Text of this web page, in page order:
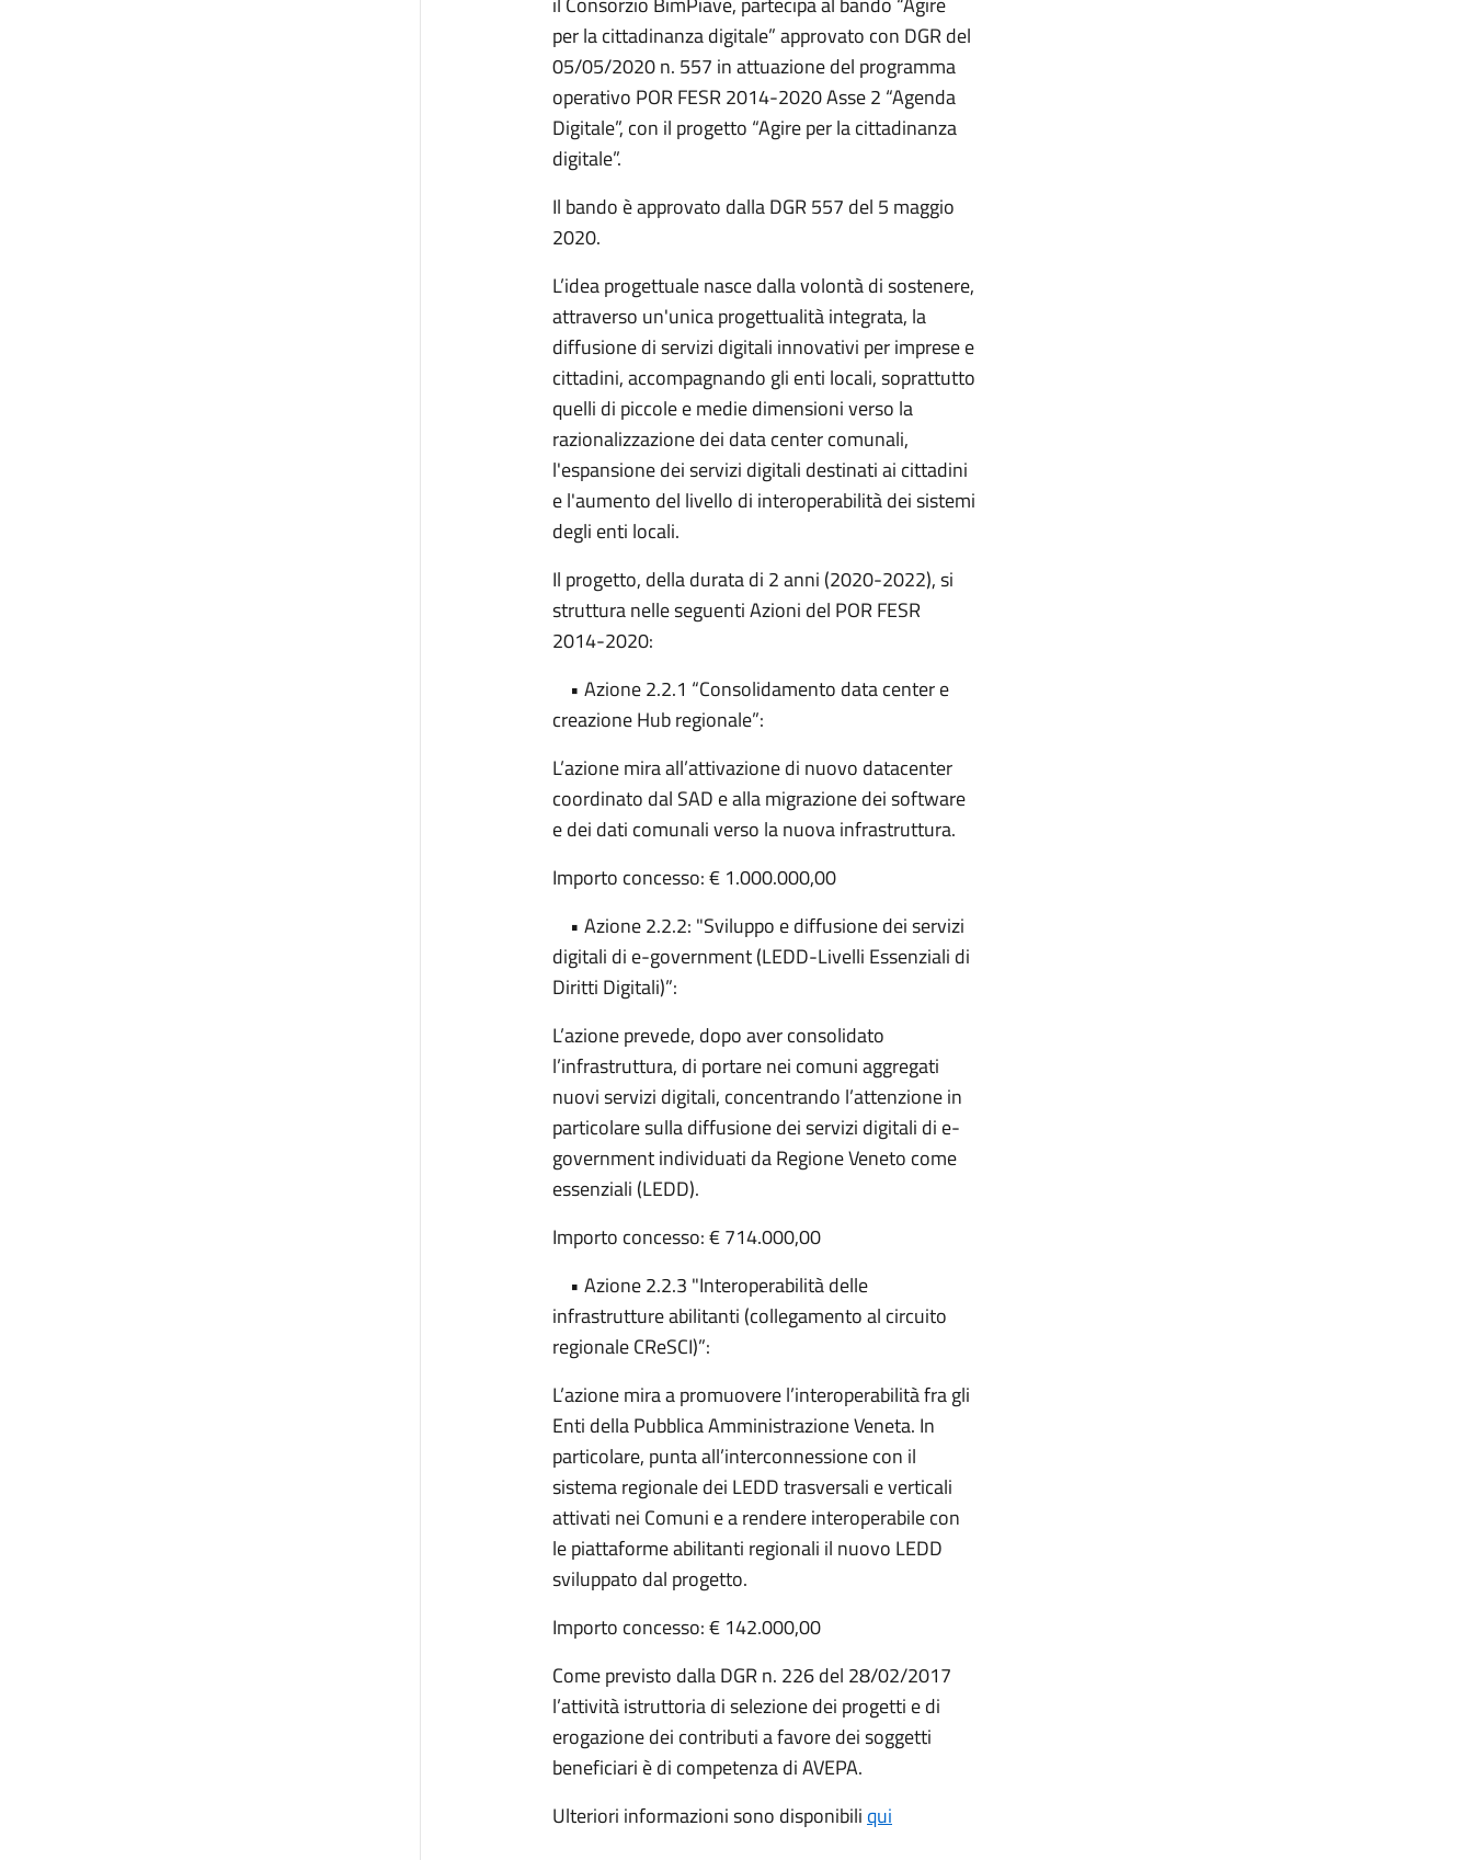
per la cittadinanza digitale” approvato con DGR del
05/05/2020 n. 557 in attuazione del programma
operativo POR FESR 2014-2020 Asse 2 “Agenda
Digitale”, con il progetto “Agire per la cittadinanza
digitale”.
Il bando è approvato dalla DGR 557 del 5 maggio
2020.
L’idea progettuale nasce dalla volontà di sostenere,
attraverso un'unica progettualità integrata, la
diffusione di servizi digitali innovativi per imprese e
cittadini, accompagnando gli enti locali, soprattutto
quelli di piccole e medie dimensioni verso la
razionalizzazione dei data center comunali,
l'espansione dei servizi digitali destinati ai cittadini
e l'aumento del livello di interoperabilità dei sistemi
degli enti locali.
Il progetto, della durata di 2 anni (2020-2022), si
struttura nelle seguenti Azioni del POR FESR
2014-2020:
• Azione 2.2.1 “Consolidamento data center e
creazione Hub regionale”:
L’azione mira all’attivazione di nuovo datacenter
coordinato dal SAD e alla migrazione dei software
e dei dati comunali verso la nuova infrastruttura.
Importo concesso: € 1.000.000,00
• Azione 2.2.2: "Sviluppo e diffusione dei servizi
digitali di e-government (LEDD-Livelli Essenziali di
Diritti Digitali)”:
L’azione prevede, dopo aver consolidato
l’infrastruttura, di portare nei comuni aggregati
nuovi servizi digitali, concentrando l’attenzione in
particolare sulla diffusione dei servizi digitali di e-
government individuati da Regione Veneto come
essenziali (LEDD).
Importo concesso: € 714.000,00
• Azione 2.2.3 "Interoperabilità delle
infrastrutture abilitanti (collegamento al circuito
regionale CReSCI)”:
L’azione mira a promuovere l’interoperabilità fra gli
Enti della Pubblica Amministrazione Veneta. In
particolare, punta all’interconnessione con il
sistema regionale dei LEDD trasversali e verticali
attivati nei Comuni e a rendere interoperabile con
le piattaforme abilitanti regionali il nuovo LEDD
sviluppato dal progetto.
Importo concesso: € 142.000,00
Come previsto dalla DGR n. 226 del 28/02/2017
l’attività istruttoria di selezione dei progetti e di
erogazione dei contributi a favore dei soggetti
beneficiari è di competenza di AVEPA.
Ulteriori informazioni sono disponibili qui